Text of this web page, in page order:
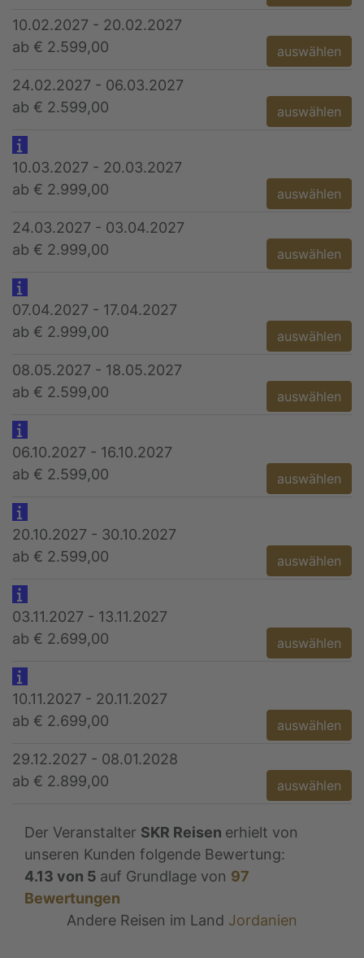
10.02.2027 - 20.02.2027
ab € 2.599,00
auswählen
24.02.2027 - 06.03.2027
ab € 2.599,00
auswählen
10.03.2027 - 20.03.2027
ab € 2.999,00
auswählen
24.03.2027 - 03.04.2027
ab € 2.999,00
auswählen
07.04.2027 - 17.04.2027
ab € 2.999,00
auswählen
08.05.2027 - 18.05.2027
ab € 2.599,00
auswählen
06.10.2027 - 16.10.2027
ab € 2.599,00
auswählen
20.10.2027 - 30.10.2027
ab € 2.599,00
auswählen
03.11.2027 - 13.11.2027
ab € 2.699,00
auswählen
10.11.2027 - 20.11.2027
ab € 2.699,00
auswählen
29.12.2027 - 08.01.2028
ab € 2.899,00
auswählen
Der Veranstalter SKR Reisen erhielt von
unseren Kunden folgende Bewertung:
4.13 von 5 auf Grundlage von 97
Bewertungen
Andere Reisen im Land Jordanien